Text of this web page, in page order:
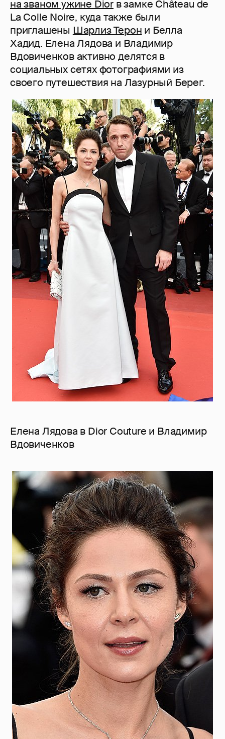
на званом ужине Dior в замке Château de
La Colle Noire, куда также были
приглашены Шарлиз Терон и Белла
Хадид. Елена Лядова и Владимир
Вдовиченков активно делятся в
социальных сетях фотографиями из
своего путешествия на Лазурный Берег.
Елена Лядова в Dior Couture и Владимир
Вдовиченков